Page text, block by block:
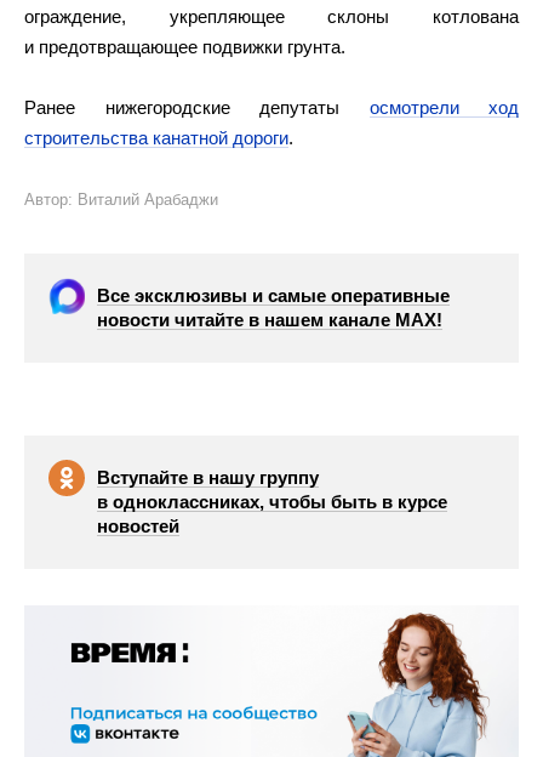
ограждение, укрепляющее склоны котлована
и предотвращающее подвижки грунта.
Ранее нижегородские депутаты осмотрели ход
строительства канатной дороги.
Автор: Виталий Арабаджи
Все эксклюзивы и самые оперативные
новости читайте в нашем канале МАХ!
Вступайте в нашу группу
в одноклассниках, чтобы быть в курсе
новостей